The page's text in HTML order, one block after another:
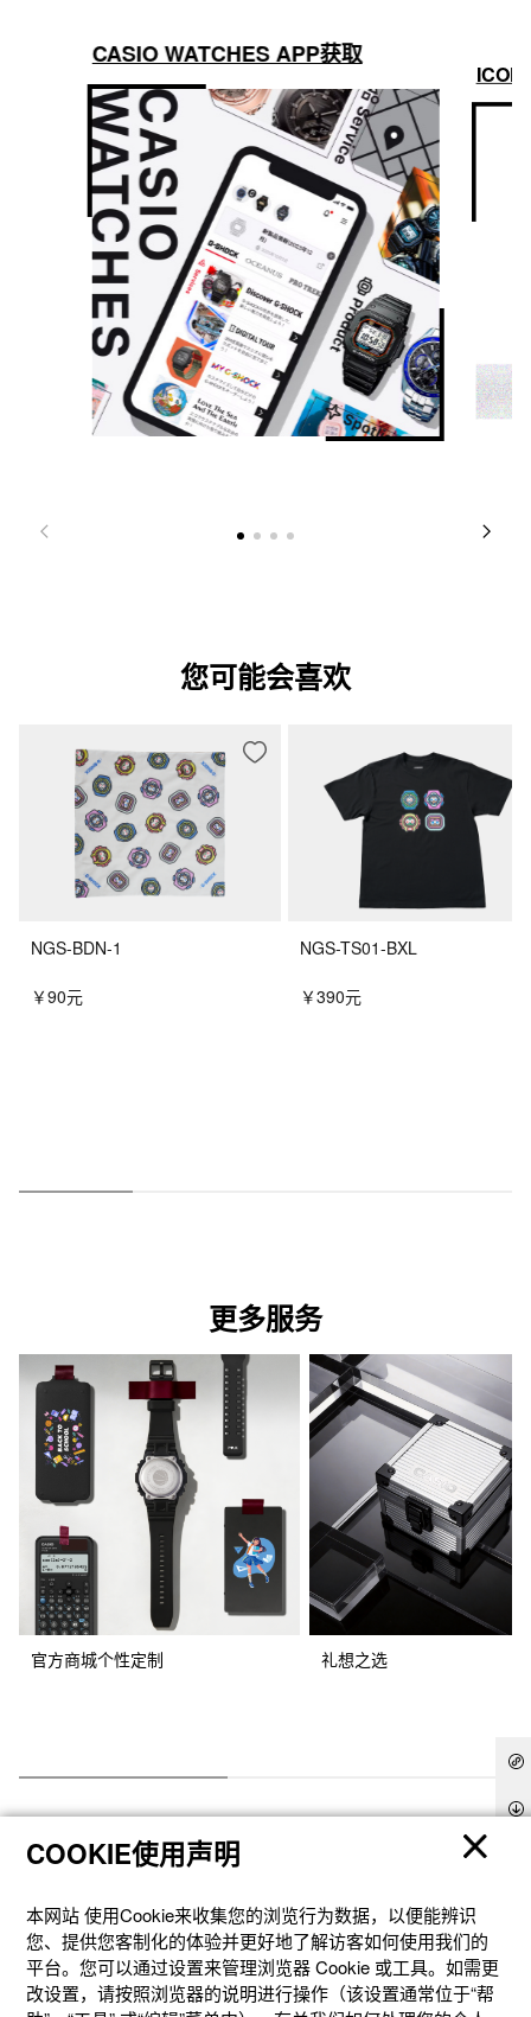
CASIO WATCHES APP获取
您可能会喜欢
NGS-BDN-1
￥90元
NGS-TS01-BXL
￥390元
更多服务
官方商城个性定制 礼想之选
产品
COOKIE使用声明
本网站 使⽤Cookie来收集您的浏览⾏为数据，以便能辨识
您、提供您客制化的体验并更好地了解访客如何使⽤我们的
平台。您可以通过设置来管理浏览器 Cookie 或⼯具。如需更
改设置，请按照浏览器的说明进⾏操作（该设置通常位于“帮